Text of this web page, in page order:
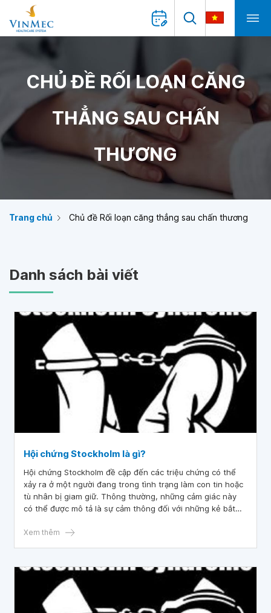
CHỦ ĐỀ RỐI LOẠN CĂNG
THẲNG SAU CHẤN
THƯƠNG
Trang chủ Chủ đề Rối loạn căng thẳng sau chấn thương
Danh sách bài viết
Hội chứng Stockholm là gì?
Hội chứng Stockholm đề cập đến các triệu chứng có thể
xảy ra ở một người đang trong tình trạng làm con tin hoặc
tù nhân bị giam giữ. Thông thường, những cảm giác này
có thể được mô tả là sự cảm thông đối với những kẻ bắt
giữ. Phản ứng này cũng có thể được nhận ra ở những
Xem thêm